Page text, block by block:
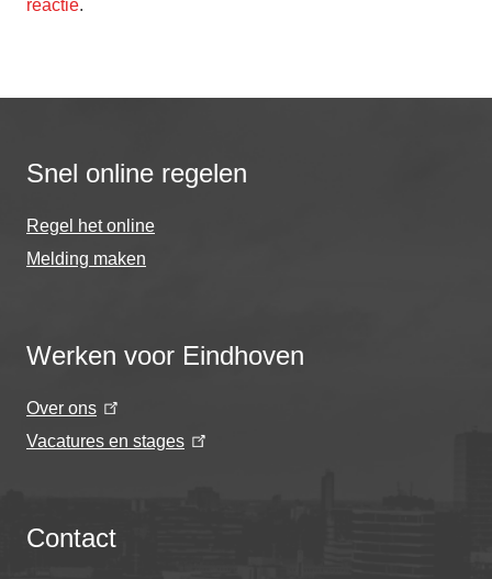
reactie.
Snel online regelen
Regel het online
Melding maken
Werken voor Eindhoven
Over ons
Vacatures en stages
Contact